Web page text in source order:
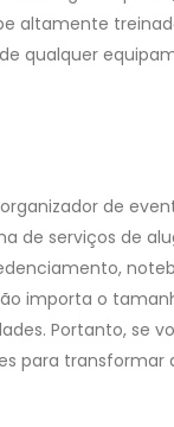
altamente
qualquer
de
serviços de
importa o
Portanto, se
para